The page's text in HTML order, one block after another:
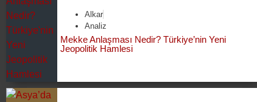
Alkar
Analiz
Mekke Anlaşması Nedir? Türkiye’nin Yeni
Jeopolitik Hamlesi